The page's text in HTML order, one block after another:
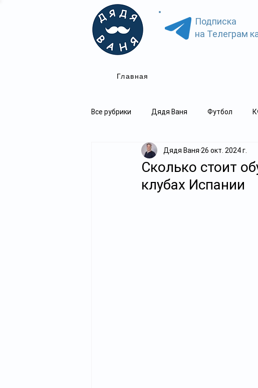
Подписка
на Телеграм
Главная
Все рубрики Дядя Ваня Футбол
Сколько стоит
клубах Испании
Дядя Ваня 26 окт. 2024 г.